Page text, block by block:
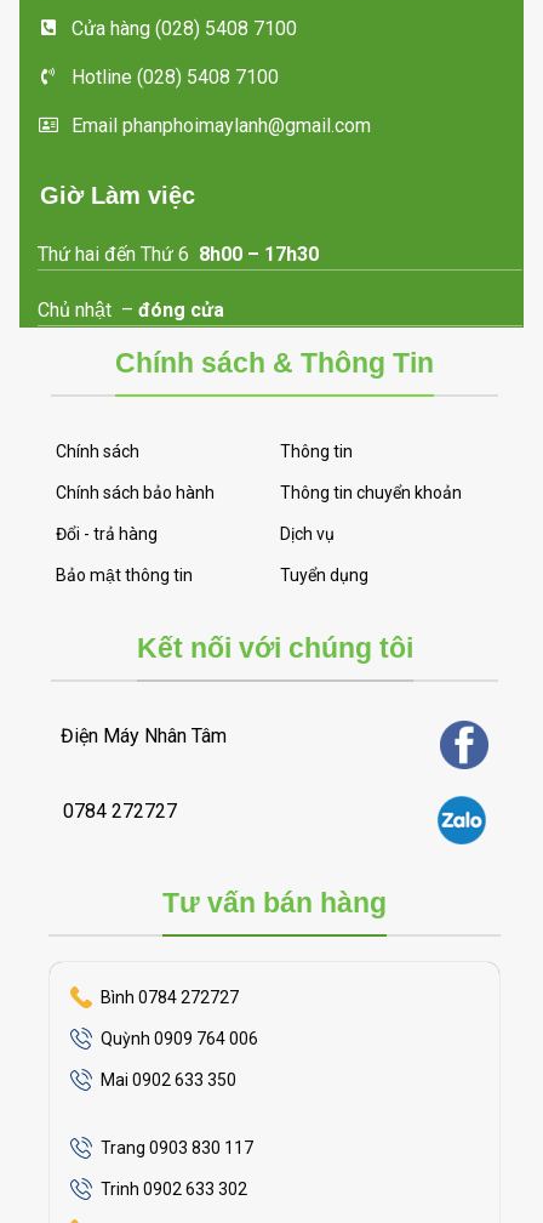
Cửa hàng (028) 5408 7100
Hotline (028) 5408 7100
Email phanphoimaylanh@gmail.com
Giờ Làm việc
Thứ hai đến Thứ 6 8h00 – 17h30
Chủ nhật –đóng cửa
Chính sách & Thông Tin
Chính sách
Chính sách bảo hành
Đổi - trả hàng
Bảo mật thông tin
Thông tin
Thông tin chuyển khoản
Dịch vụ
Tuyển dụng
Kết nối với chúng tôi
Điện Máy Nhân Tâm
0784 272727
Tư vấn bán hàng
Bình 0784 272727
Quỳnh 0909 764 006
Mai 0902 633 350
Trang 0903 830 117
Trinh 0902 633 302